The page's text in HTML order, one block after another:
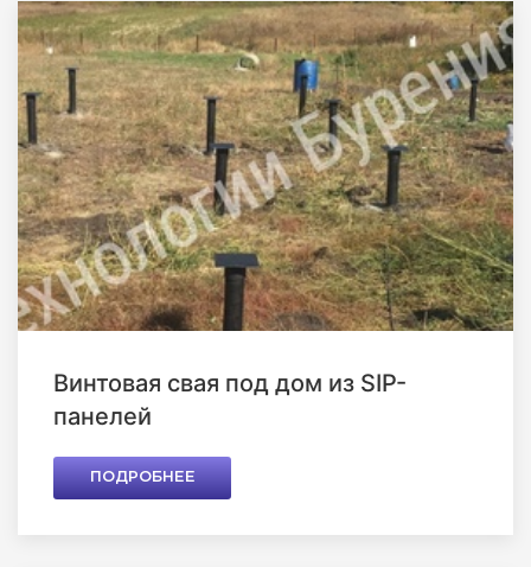
Винтовая свая под дом из SIP-
панелей
ПОДРОБНЕЕ